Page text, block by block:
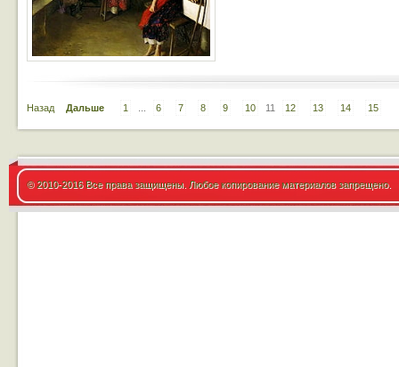
Назад Дальше 1 6 7 8 9 10 11 12 13 14 15
© 2010-2016 Все права защищены. Любое копирование материалов запрещено.